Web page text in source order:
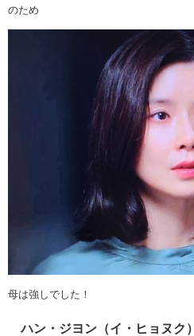
のため
母は強しでした！
ハン・ジヨン（イ・ヒョヌク）